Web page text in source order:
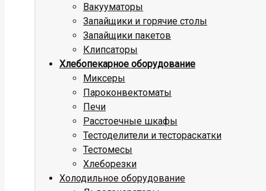
Вакууматоры
Запайщики и горячие столы
Запайщики пакетов
Клипсаторы
Хлебопекарное оборудование
Миксеры
Пароконвектоматы
Печи
Расстоечные шкафы
Тестоделители и тестораскатки
Тестомесы
Хлеборезки
Холодильное оборудование